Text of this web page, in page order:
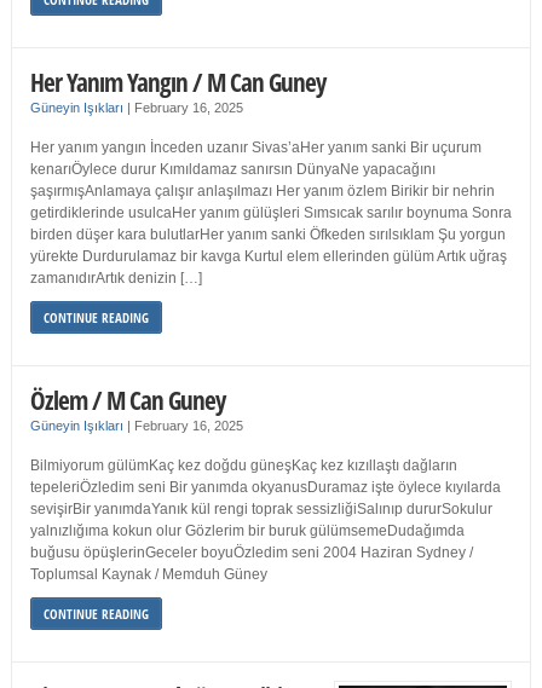
Her Yanım Yangın / M Can Guney
Güneyin Işıkları | February 16, 2025
Her yanım yangın İnceden uzanır Sivas’aHer yanım sanki Bir uçurum
kenarıÖylece durur Kımıldamaz sanırsın DünyaNe yapacağını
şaşırmışAnlamaya çalışır anlaşılmazı Her yanım özlem Birikir bir nehrin
getirdiklerinde usulcaHer yanım gülüşleri Sımsıcak sarılır boynuma Sonra
birden düşer kara bulutlarHer yanım sanki Öfkeden sırılsıklam Şu yorgun
yürekte Durdurulamaz bir kavga Kurtul elem ellerinden gülüm Artık uğraş
zamanıdırArtık denizin […]
CONTINUE READING
Özlem / M Can Guney
Güneyin Işıkları | February 16, 2025
Bilmiyorum gülümKaç kez doğdu güneşKaç kez kızıllaştı dağların
tepeleriÖzledim seni Bir yanımda okyanusDuramaz işte öylece kıyılarda
sevişirBir yanımdaYanık kül rengi toprak sessizliğiSalınıp dururSokulur
yalnızlığıma kokun olur Gözlerim bir buruk gülümsemeDudağımda
buğusu öpüşlerinGeceler boyuÖzledim seni 2004 Haziran Sydney /
Toplumsal Kaynak / Memduh Güney
CONTINUE READING